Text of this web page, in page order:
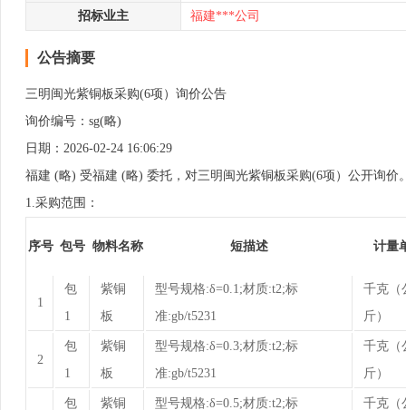
招标业主 福建***公司
公告摘要
三明闽光紫铜板采购(6项）询价公告
询价编号：sg(略)
日期：2026-02-24 16:06:29
福建 (略) 受福建 (略) 委托，对三明闽光紫铜板采购(6项）公开询
1.采购范围：
序号 包号 物料名称 短描述 计量
1
包
1
紫铜
板
型号规格:δ=0.1;材质:t2;标
准:gb/t5231
千克（
斤）
2
包
1
紫铜
板
型号规格:δ=0.3;材质:t2;标
准:gb/t5231
千克（
斤）
包
紫铜
型号规格:δ=0.5;材质:t2;标
千克（